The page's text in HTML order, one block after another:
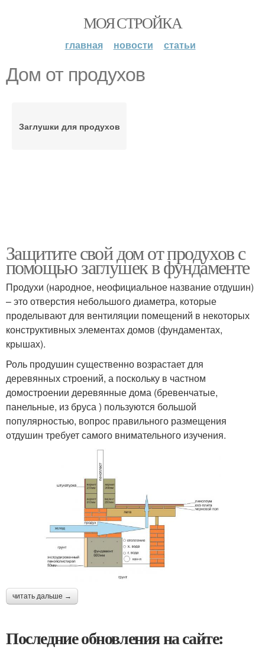
МОЯ СТРОЙКА
главная новости статьи
Дом от продухов
Заглушки для продухов
Защитите свой дом от продухов с
помощью заглушек в фундаменте
Продухи (народное, неофициальное название отдушин)
– это отверстия небольшого диаметра, которые
проделывают для вентиляции помещений в некоторых
конструктивных элементах домов (фундаментах,
крышах).
Роль продушин существенно возрастает для
деревянных строений, а поскольку в частном
домостроении деревянные дома (бревенчатые,
панельные, из бруса ) пользуются большой
популярностью, вопрос правильного размещения
отдушин требует самого внимательного изучения.
читать дальше →
Последние обновления на сайте: